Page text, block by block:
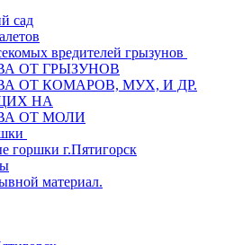
сад
вредителей грызунов
ОТ ГРЫЗУНОВ
ОТ КОМАРОВ, МУХ, И ДР.
НА
ОТ МОЛИ
горшки г.Пятигорск
материал.